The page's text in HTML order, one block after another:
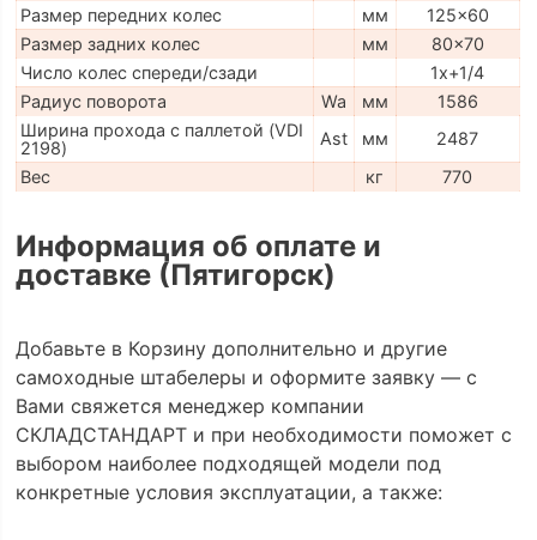
Размер передних колес
мм
125x60
Размер задних колес
мм
80x70
Число колес спереди/сзади
1x+1/4
Радиус поворота
Wa мм
1586
Ширина прохода с паллетой (VDI
2198)
Ast мм
2487
Вес
кг 770
Информация об оплате и
доставке (Пятигорск)
Добавьте в Корзину дополнительно и другие
самоходные штабелеры и оформите заявку — с
Вами свяжется менеджер компании
СКЛАДСТАНДАРТ и при необходимости поможет с
выбором наиболее подходящей модели под
конкретные условия эксплуатации, а также: